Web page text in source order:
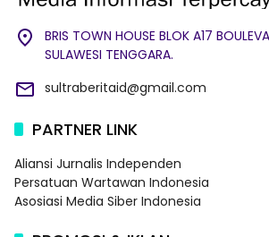
BRIS TOWN HOUSE BLOK A17
SULAWESI TENGGARA.
sultraberitaid@gmail.com
PARTNER LINK
Aliansi Jurnalis Independen
Persatuan Wartawan Indonesia
Asosiasi Media Siber Indonesia